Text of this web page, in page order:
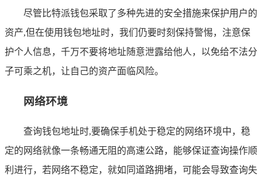
尽管比特派钱包采取了多种先进的安全措施来保护用户的
资产,但在使用钱包地址时，我们仍要时刻保持警惕，注意保
护个人信息，千万不要将地址随意泄露给他人，以免给不法分
子可乘之机，让自己的资产面临风险。
网络环境
查询钱包地址时,要确保手机处于稳定的网络环境中，稳
定的网络就像一条畅通无阻的高速公路，能够保证查询操作顺
利进行，若网络不稳定，就如同道路拥堵，可能会导致查询失